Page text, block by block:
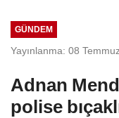
GÜNDEM
Yayınlanma: 08
Adnan
polise